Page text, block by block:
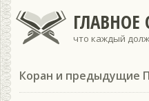
ГЛАВНОЕ
что каждый
Коран и предыдущие